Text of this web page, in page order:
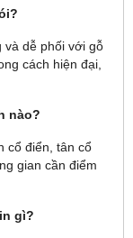
và dễ phối với gỗ
cách hiện đại,
nào?
cổ điển, tân cổ
gian cần điểm
gì?